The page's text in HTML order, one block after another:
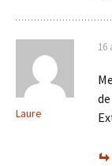
Laure
16